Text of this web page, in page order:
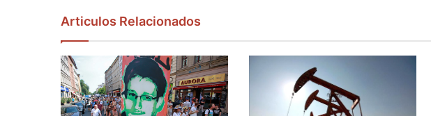
Articulos Relacionados